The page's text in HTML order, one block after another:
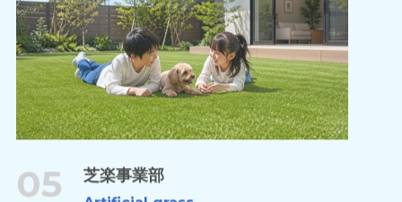
05 芝楽事業部
Artificial grass